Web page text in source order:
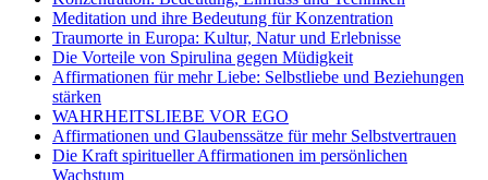
Meditation und ihre Bedeutung für Konzentration
Traumorte in Europa: Kultur, Natur und Erlebnisse
Die Vorteile von Spirulina gegen Müdigkeit
Affirmationen für mehr Liebe: Selbstliebe und Beziehungen
stärken
WAHRHEITSLIEBE VOR EGO
Affirmationen und Glaubenssätze für mehr Selbstvertrauen
Die Kraft spiritueller Affirmationen im persönlichen
Wachstum